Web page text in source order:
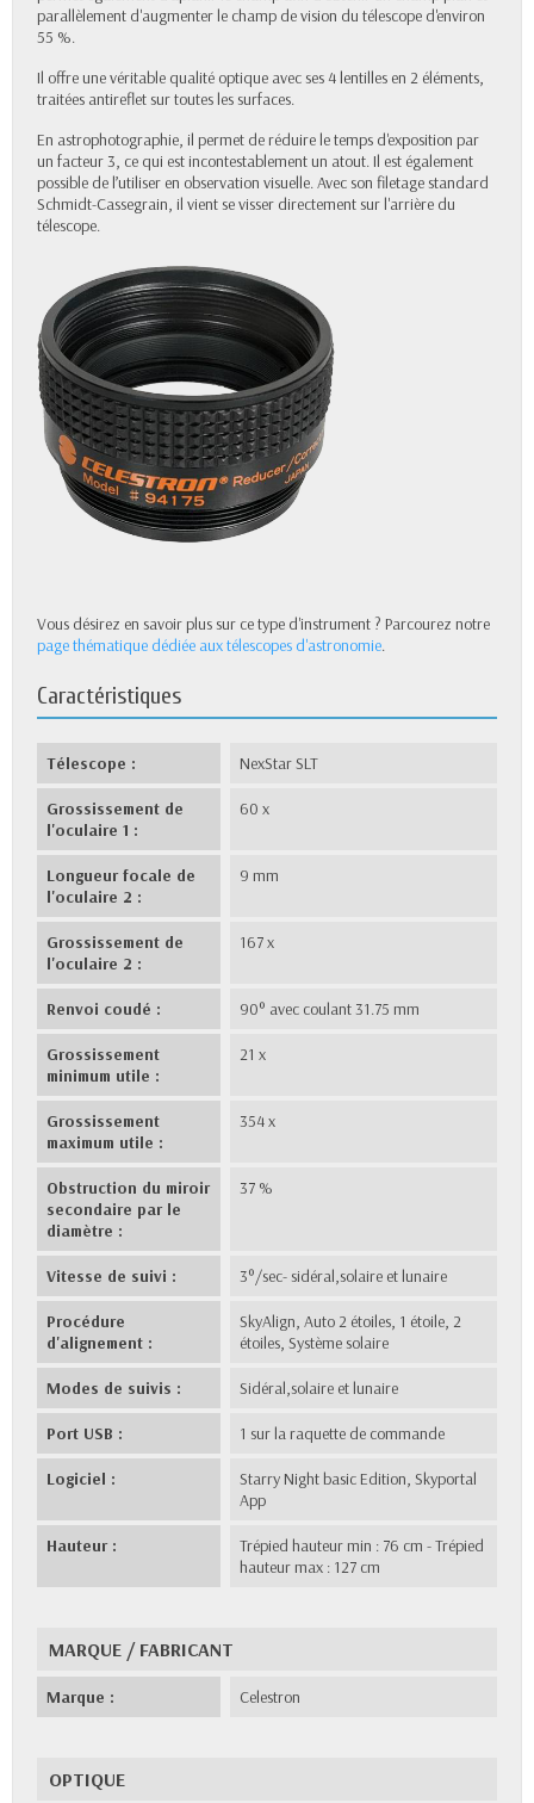
parallèlement d'augmenter le champ de vision du télescope d'environ
55 %.
Il offre une véritable qualité optique avec ses 4 lentilles en 2 éléments,
traitées antireflet sur toutes les surfaces.
En astrophotographie, il permet de réduire le temps d'exposition par
un facteur 3, ce qui est incontestablement un atout. Il est également
possible de l’utiliser en observation visuelle. Avec son filetage standard
Schmidt-Cassegrain, il vient se visser directement sur l'arrière du
télescope.
Vous désirez en savoir plus sur ce type d'instrument ? Parcourez notre
page thématique dédiée aux télescopes d'astronomie.
Caractéristiques
Télescope : NexStar SLT
Grossissement de
l'oculaire 1 :
60 x
Longueur focale de
l'oculaire 2 :
9 mm
Grossissement de
l'oculaire 2 :
167 x
Renvoi coudé : 90° avec coulant 31.75 mm
Grossissement
minimum utile :
21 x
Grossissement
maximum utile :
354 x
Obstruction du miroir
secondaire par le
diamètre :
37 %
Vitesse de suivi : 3°/sec- sidéral,solaire et lunaire
Procédure
d'alignement :
SkyAlign, Auto 2 étoiles, 1 étoile, 2
étoiles, Système solaire
Modes de suivis : Sidéral,solaire et lunaire
Port USB : 1 sur la raquette de commande
Logiciel :
Starry Night basic Edition, Skyportal
App
Hauteur :
Trépied hauteur min : 76 cm - Trépied
hauteur max : 127 cm
MARQUE / FABRICANT
Marque : Celestron
OPTIQUE